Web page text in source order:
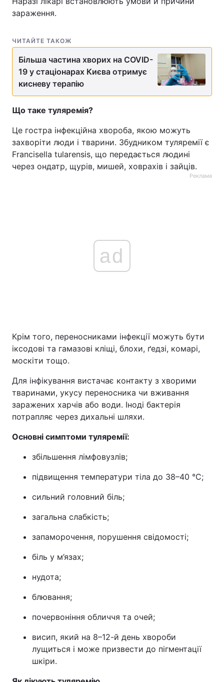
Контакти
Тема оформлення
зараження.
ЧИТАЙТЕ ТАКОЖ
Більша частина хворих на COVID-
19 у стаціонарах Києва отримує
кисневу терапію
Що таке туляремія?
Це гостра інфекційна хвороба, якою можуть
захворіти люди і тварини. Збудником туляремії є
Francisella tularensis, що передається людині
через ондатр, щурів, мишей, ховрахів і зайців.
Реклама
ad
Крім того, переносниками інфекції можуть бути
іксодові та гамазові кліщі, блохи, ґедзі, комарі,
москіти тощо.
Для інфікування вистачає контакту з хворими
тваринами, укусу переносника чи вживання
заражених харчів або води. Іноді бактерія
потрапляє через дихальні шляхи.
Основні симптоми туляремії:
збільшення лімфовузлів;
підвищення температури тіла до 38–40 °С;
сильний головний біль;
загальна слабкість;
запаморочення, порушення свідомості;
біль у м’язах;
нудота;
блювання;
почервоніння обличчя та очей;
висип, який на 8–12-й день хвороби
лущиться і може призвести до пігментації
шкіри.